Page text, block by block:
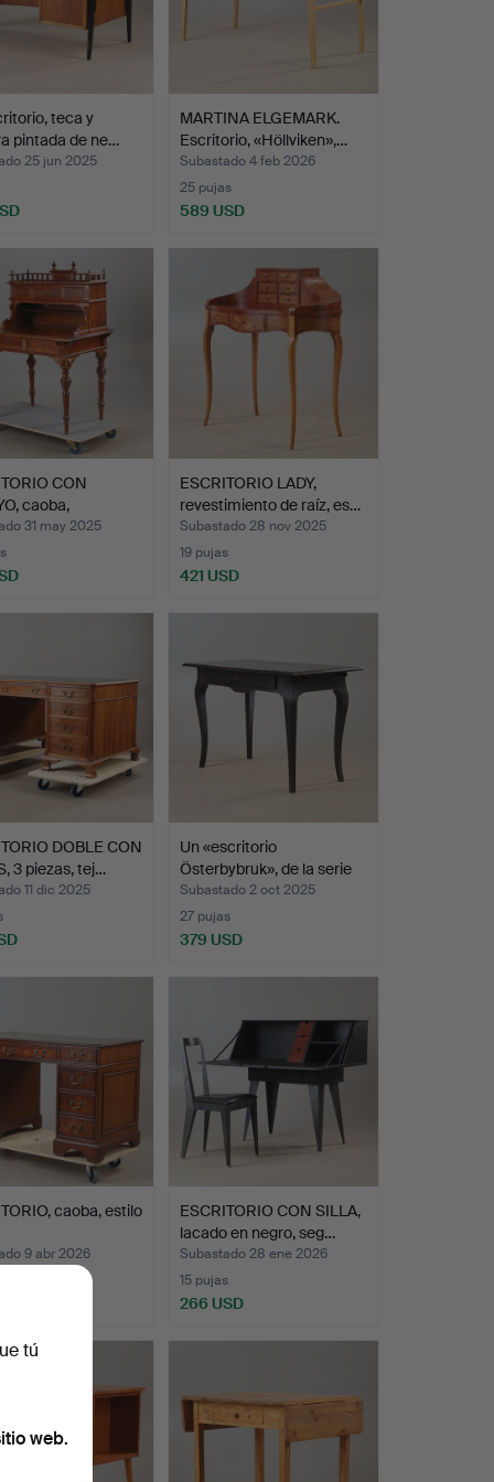
teca y
pintada de ne…
25 jun 2025
MARTINA ELGEMARK.
Escritorio, «Höllviken»,…
Subastado 4 feb 2026
25 pujas
589 USD
CON
caoba,
31 may 2025
ESCRITORIO LADY,
revestimiento de raíz, es…
Subastado 28 nov 2025
19 pujas
421 USD
DOBLE CON
3 piezas, tej…
11 dic 2025
Un «escritorio
Österbybruk», de la serie
I…
Subastado 2 oct 2025
27 pujas
379 USD
caoba, estilo
9 abr 2026
ESCRITORIO CON SILLA,
lacado en negro, seg…
Subastado 28 ene 2026
15 pujas
266 USD
tú
web.